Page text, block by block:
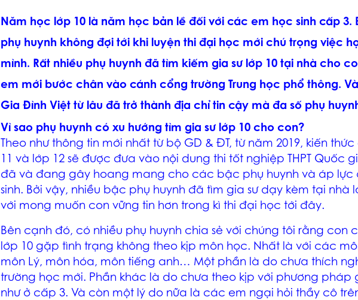
Năm học lớp 10 là năm học bản lề đối với các em học sinh cấp 3.
phụ huynh không đợi tới khi luyện thi đại học mới chú trọng việc
mình. Rất nhiều phụ huynh đã tìm kiếm gia sư lớp 10 tại nhà cho
em mới bước chân vào cánh cổng trường Trung học phổ thông.
Gia Đình Việt từ lâu đã trở thành địa chỉ tin cậy mà đa số phụ
Vì sao phụ huynh có xu hướng tìm gia sư lớp 10 cho con?
Theo như thông tin mới nhất từ bộ GD & ĐT, từ năm 2019, kiến
11 và lớp 12 sẽ được đưa vào nội dung thi tốt nghiệp THPT Quốc
đã và đang gây hoang mang cho các bậc phụ huynh và áp lực
sinh. Bởi vậy, nhiều bậc phụ huynh đã tìm gia sư dạy kèm tại nhà
với mong muốn con vững tin hơn trong kì thi đại học tới đây.
Bên cạnh đó, có nhiều phụ huynh chia sẻ với chúng tôi rằng con
lớp 10 gặp tình trạng không theo kịp môn học. Nhất là với các
môn Lý, môn hóa, môn tiếng anh… Một phần là do chưa thích
trường học mới. Phần khác là do chưa theo kịp với phương pháp
như ở cấp 3. Và còn một lý do nữa là các em ngại hỏi thầy cô